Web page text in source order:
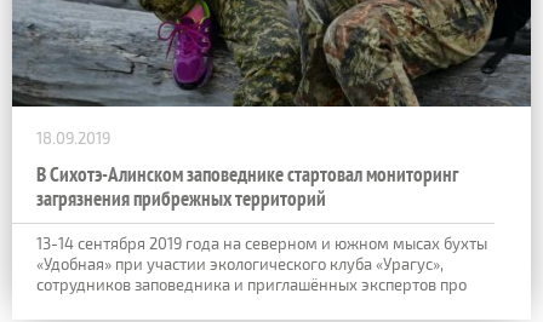
18.09.2019
В Сихотэ-Алинском заповеднике стартовал мониторинг
загрязнения прибрежных территорий
13-14 сентября 2019 года на северном и южном мысах бухты
«Удобная» при участии экологического клуба «Урагус»,
сотрудников заповедника и приглашённых экспертов про